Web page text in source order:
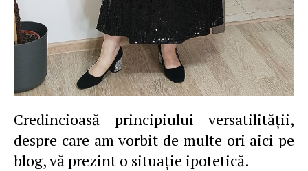
Credincioasă principiului versatilităţii,
despre care am vorbit de multe ori aici pe
blog, vă prezint o situaţie ipotetică.